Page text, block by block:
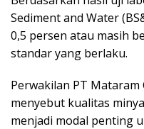
Sediment and Water
0,5 persen atau masih
standar yang berlaku.
Perwakilan PT
menyebut kualitas
menjadi modal penting